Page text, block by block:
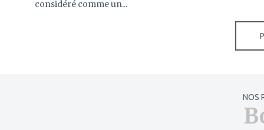
considéré comme un...
NOS